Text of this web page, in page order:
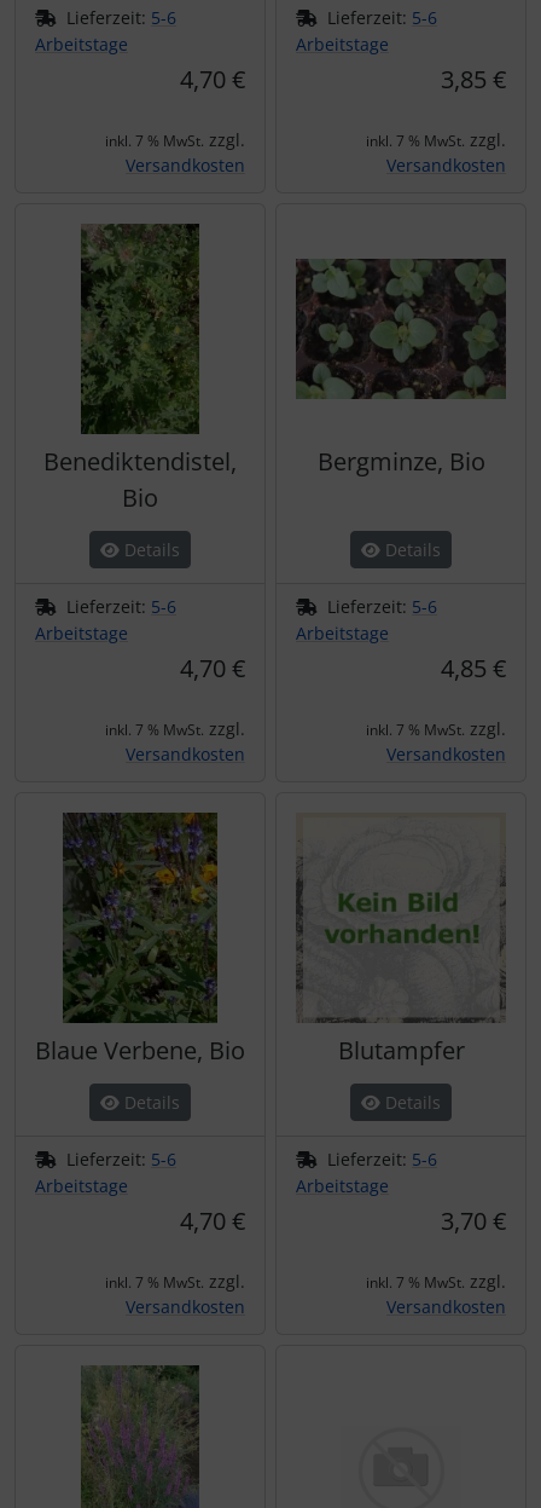
Lieferzeit: 5-6
Arbeitstage
4,70 €
inkl. 7 % MwSt. zzgl.
Versandkosten
Lieferzeit: 5-6
Arbeitstage
3,85 €
inkl. 7 % MwSt. zzgl.
Versandkosten
Benediktendistel,
Bio
Details
Lieferzeit: 5-6
Arbeitstage
4,70 €
inkl. 7 % MwSt. zzgl.
Versandkosten
Bergminze, Bio
Details
Lieferzeit: 5-6
Arbeitstage
4,85 €
inkl. 7 % MwSt. zzgl.
Versandkosten
Blaue Verbene, Bio
Details
Lieferzeit: 5-6
Arbeitstage
4,70 €
inkl. 7 % MwSt. zzgl.
Versandkosten
Blutampfer
Details
Lieferzeit: 5-6
Arbeitstage
3,70 €
inkl. 7 % MwSt. zzgl.
Versandkosten